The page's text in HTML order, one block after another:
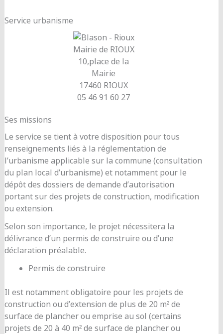
Service urbanisme
Mairie de RIOUX
10,place de la
Mairie
17460 RIOUX
05 46 91 60 27
Ses missions
Le service se tient à votre disposition pour tous
renseignements liés à la réglementation de
l’urbanisme applicable sur la commune (consultation
du plan local d’urbanisme) et notamment pour le
dépôt des dossiers de demande d’autorisation
portant sur des projets de construction, modification
ou extension.
Selon son importance, le projet nécessitera la
délivrance d’un permis de construire ou d’une
déclaration préalable.
Permis de construire
Il est notamment obligatoire pour les projets de
construction ou d’extension de plus de 20 m² de
surface de plancher ou emprise au sol (certains
projets de 20 à 40 m² de surface de plancher ou